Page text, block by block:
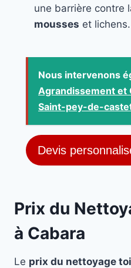
une barrière contre
mousses et lichens.
Nous intervenons
Agrandissement et
Saint-pey-de-
Devis
Prix du
à Cabara
Le prix du nettoyage